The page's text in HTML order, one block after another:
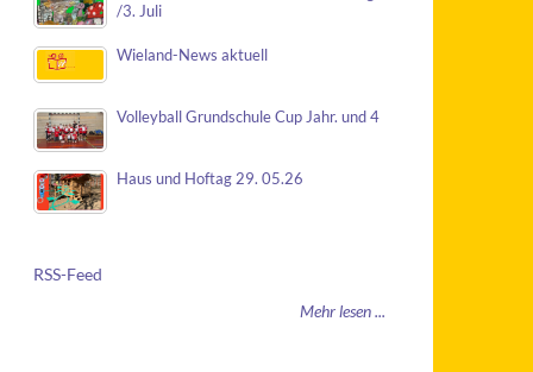
/3. Juli
Wieland-News aktuell
Volleyball Grundschule Cup Jahr. und 4
Haus und Hoftag 29. 05.26
RSS-Feed
Mehr lesen ...